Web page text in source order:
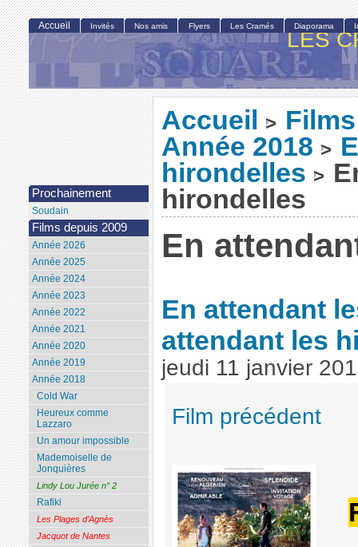
LES
Accueil >
Année 2018 >
hirondelles >
hirondelles
En
En attendant
attendant les
jeudi 11 janvier
Film précédent
Accueil Invités Nos amis Flyers Les Cramés Diaporama
Prochainement
Soudain
Films depuis 2009
Année 2026
Année 2025
Année 2024
Année 2023
Année 2022
Année 2021
Année 2020
Année 2019
Année 2018
Cold War
Heureux comme
Lazzaro
Un amour impossible
Mademoiselle de
Jonquières
Lindy Lou Jurée n° 2
Rafiki
Les Plages d’Agnès
Jacquot de Nantes